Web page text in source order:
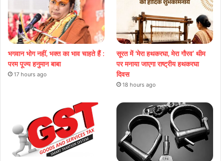
भगवान भोग नहीं, भक्त का भाव चाहते हैं :
परम पूज्य हनुमान बाबा
17 hours ago
सूरत में ‘मेरा हथकरघा, मेरा गौरव’ थीम
पर मनाया जाएगा राष्ट्रीय हथकरघा
दिवस
18 hours ago